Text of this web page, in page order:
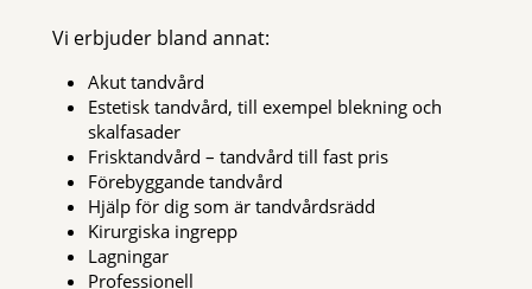
Vi erbjuder bland annat:
Akut tandvård
Estetisk tandvård, till exempel blekning och
skalfasader
Frisktandvård – tandvård till fast pris
Förebyggande tandvård
Hjälp för dig som är tandvårdsrädd
Kirurgiska ingrepp
Lagningar
Professionell